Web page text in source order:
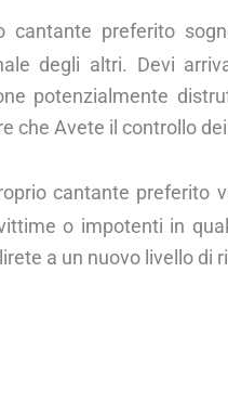
cantante preferito
degli altri. Devi
potenzialmente
che Avete il controllo
cantante preferito
o impotenti in
a un nuovo livello di